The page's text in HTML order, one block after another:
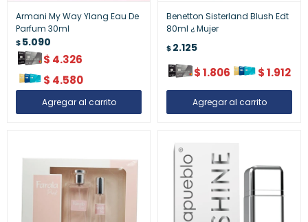
Armani My Way Ylang Eau De
Parfum 30ml
$5.090
$ 4.326
$ 4.580
Benetton Sisterland Blush Edt
80ml ¿ Mujer
$2.125
$1.806 $1.912